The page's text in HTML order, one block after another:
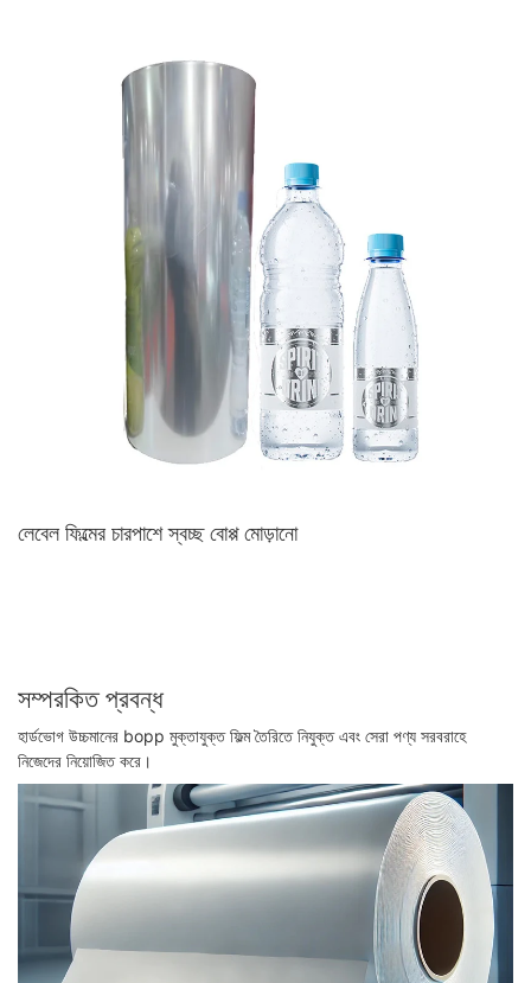
লেবেল ফিল্মের চারপাশে স্বচ্ছ বোপ্প ​​মোড়ানো
সম্পরকিত প্রবন্ধ
হার্ডভোগ উচ্চমানের bopp মুক্তাযুক্ত ফিল্ম তৈরিতে নিযুক্ত এবং সেরা পণ্য সরবরাহে
নিজেদের নিয়োজিত করে।